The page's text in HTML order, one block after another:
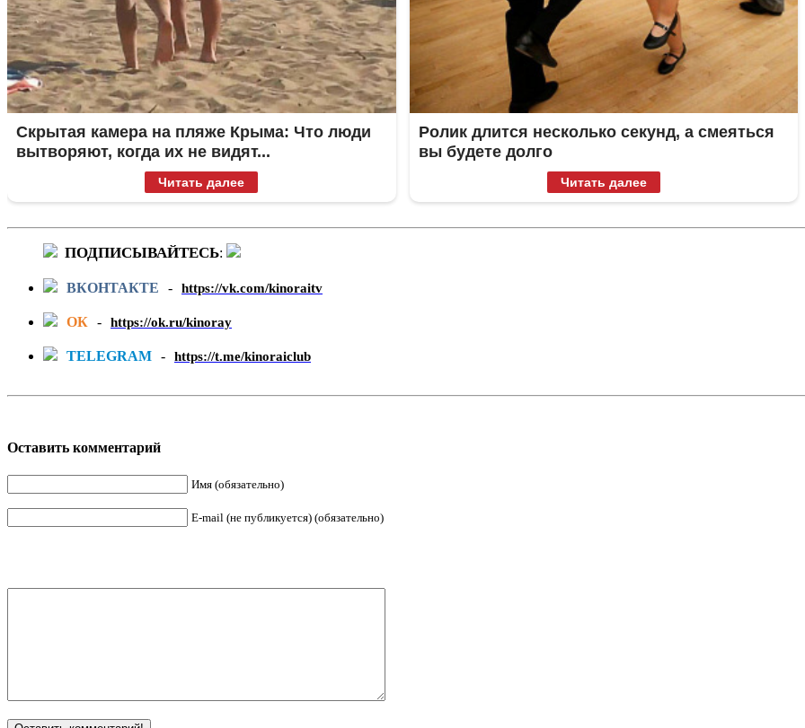
Скрытая камера на пляже Крыма: Что люди
вытворяют, когда их не видят...
Читать далее
Ролик длится несколько секунд, а смеяться
вы будете долго
Читать далее
ПОДПИСЫВАЙТЕСЬ:
ВКОНТАКТЕ - https://vk.com/kinoraitv
ОК - https://ok.ru/kinoray
TELEGRAM - https://t.me/kinoraiclub
Оставить комментарий
Имя (обязательно)
E-mail (не публикуется) (обязательно)